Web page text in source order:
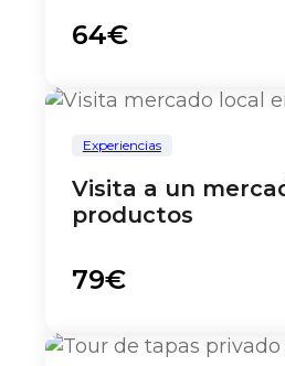
64€
Experiencias
Visita a un
productos
79€